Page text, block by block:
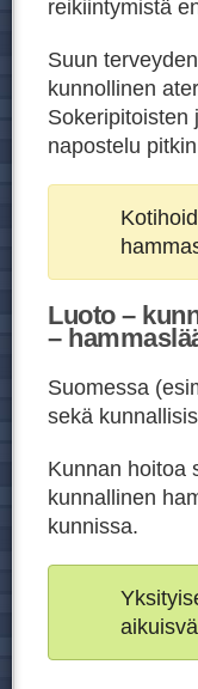
reikiintymistä
Suun
kunnollinen
Sokeripitoisten
napostelu
Luoto –
–
Suomessa
sekä
Kunnan hoitoa
kunnallinen
kunnissa.